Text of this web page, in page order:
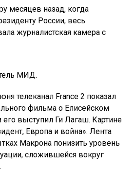
месяцев назад, когда
России, весь
журналистская камера с
МИД.
телеканал France 2 показал
фильма о Елисейском
выступил Ги Лагаш. Картине
Европа и война». Лента
Макрона понизить уровень
сложившейся вокруг